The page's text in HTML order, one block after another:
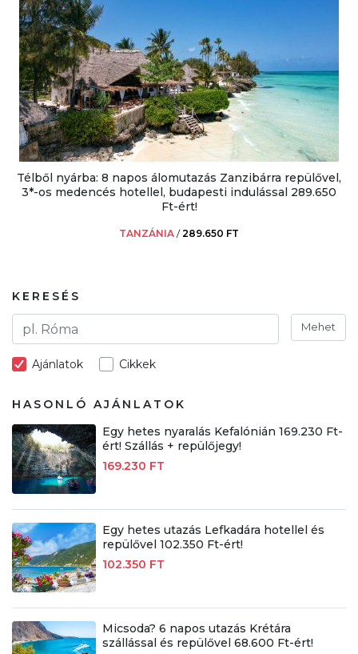
Télből nyárba: 8 napos álomutazás Zanzibárra repülővel,
3*-os medencés hotellel, budapesti indulással 289.650
Ft-ért!
TANZÁNIA /289.650 FT
KERESÉS
Mehet
Ajánlatok Cikkek
HASONLÓ AJÁNLATOK
Egy hetes nyaralás Kefalónián 169.230 Ft-
ért! Szállás + repülőjegy!
169.230 FT
Egy hetes utazás Lefkadára hotellel és
repülővel 102.350 Ft-ért!
102.350 FT
Micsoda? 6 napos utazás Krétára
szállással és repülővel 68.600 Ft-ért!